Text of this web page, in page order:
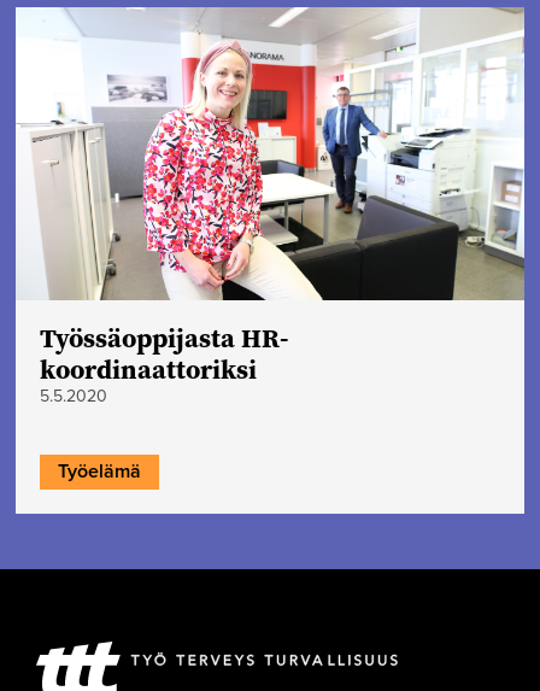
Työssäoppijasta HR-
koordinaattoriksi
5.5.2020
Työelämä